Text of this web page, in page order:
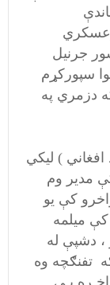
جرنیل
سپورکړم
دزمري په
) لیکي
مدیر وم
کې یو
میلمه
، دشپې له
تفنګچه وه
یـې